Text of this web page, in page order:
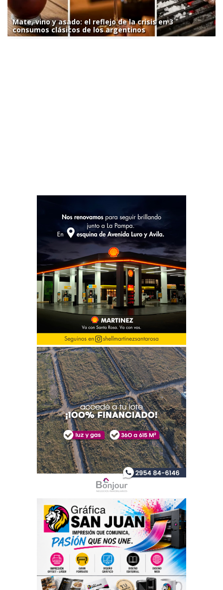
Mate, vino y asado: el reflejo de la crisis en 3
consumos clásicos de los argentinos